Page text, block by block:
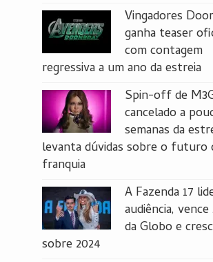
Vingadores
ganha teaser
com contagem
regressiva a um ano da estreia
Spin-off de
cancelado a
semanas da
levanta dúvidas sobre o futuro
franquia
A Fazenda 17
audiência,
da Globo e
sobre 2024